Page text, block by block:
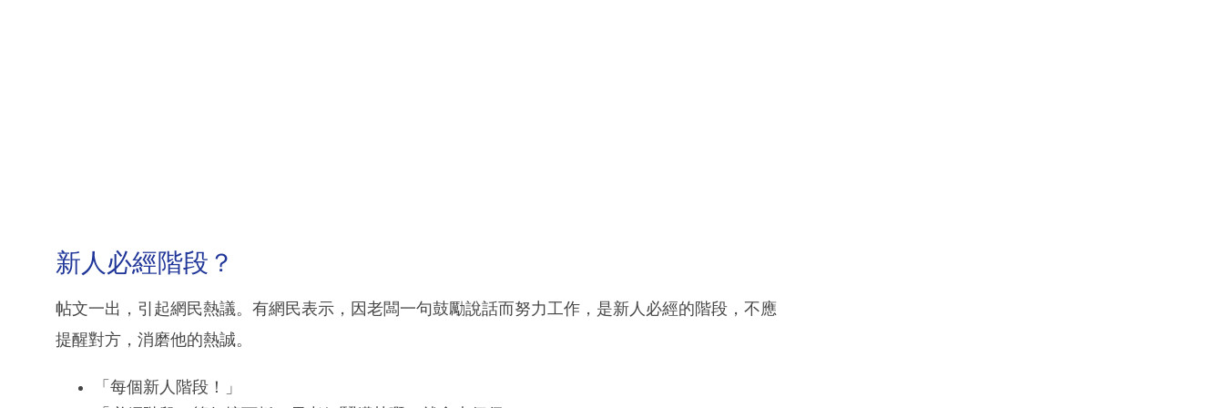
新人必經階段？
帖文一出，引起網民熱議。有網民表示，因老闆一句鼓勵說話而努力工作，是新人必經的階段，不應
提醒對方，消磨他的熱誠。
「每個新人階段！」